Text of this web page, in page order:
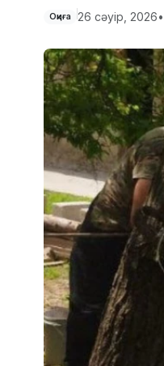
Оқиға 26 сәуір, 2026•